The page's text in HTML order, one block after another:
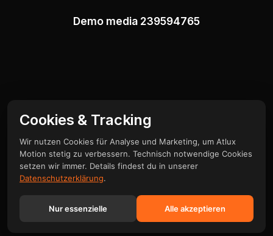
Demo media 239594765
Demo media 22940241
Cookies & Tracking
Wir nutzen Cookies für Analyse und Marketing, um Atlux
Motion stetig zu verbessern. Technisch notwendige Cookies
setzen wir immer. Details findest du in unserer
Datenschutzerklärung.
Nur essenzielle Alle akzeptieren